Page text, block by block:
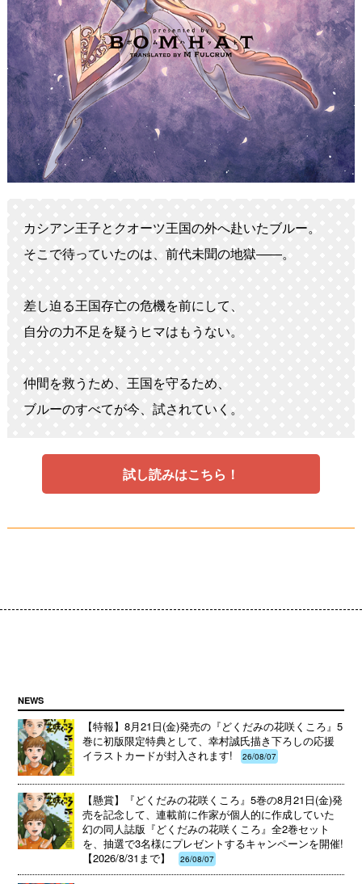
カシアン王子とクオーツ王国の外へ赴いたブルー。
そこで待っていたのは、前代未聞の地獄――。
差し迫る王国存亡の危機を前にして、
自分の力不足を疑うヒマはもうない。
仲間を救うため、王国を守るため、
ブルーのすべてが今、試されていく。
試し読みはこちら！
NEWS
【特報】8月21日(金)発売の『どくだみの花咲くころ』5
巻に初版限定特典として、幸村誠氏描き下ろしの応援
イラストカードが封入されます!
26/08/07
【懸賞】『どくだみの花咲くころ』5巻の8月21日(金)発
売を記念して、連載前に作家が個人的に作成していた
幻の同人誌版『どくだみの花咲くころ』全2巻セット
を、抽選で3名様にプレゼントするキャンペーンを開催!
【2026/8/31まで】
26/08/07